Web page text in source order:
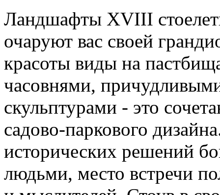
Ландшафты XVIII
очаруют вас своей
красоты виды на
часовнями,
скульптурами - это
садово-паркового
исторических решений
людьми, место встречи